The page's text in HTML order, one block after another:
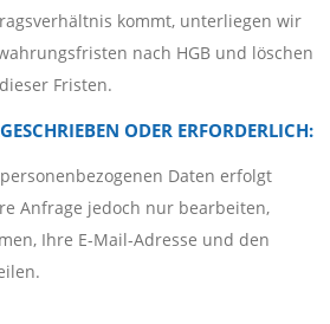
kommt, unterliegen wir
nach HGB und löschen
Fristen.
ODER ERFORDERLICH:
Daten erfolgt
Anfrage jedoch nur bearbeiten,
Ihre E-Mail-Adresse und den